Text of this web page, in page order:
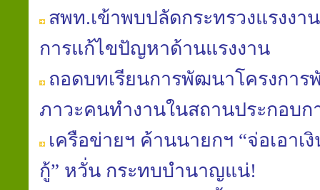
สพท.เข้าพบปลัดกระทรวงแรงง
การแก้ไขปัญหาด้านแรงงาน
ถอดบทเรียนการพัฒนาโครงการ
ภาวะคนทำงานในสถานประกอบก
เครือข่ายฯ ค้านนายกฯ “จ่อเอา
กู้” หวั่น กระทบบำนาญแน่!